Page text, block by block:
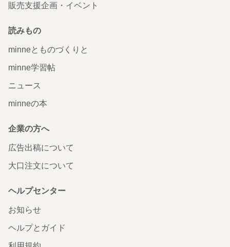
販売支援企画・イベント
読みもの
minneとものづくりと
minne学習帖
ニュース
minneの本
企業の方へ
広告出稿について
大口注文について
ヘルプセンター
お知らせ
ヘルプとガイド